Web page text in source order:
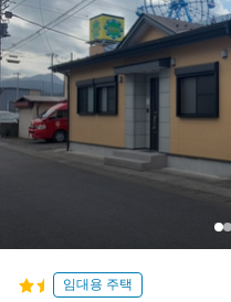
임대용 주택